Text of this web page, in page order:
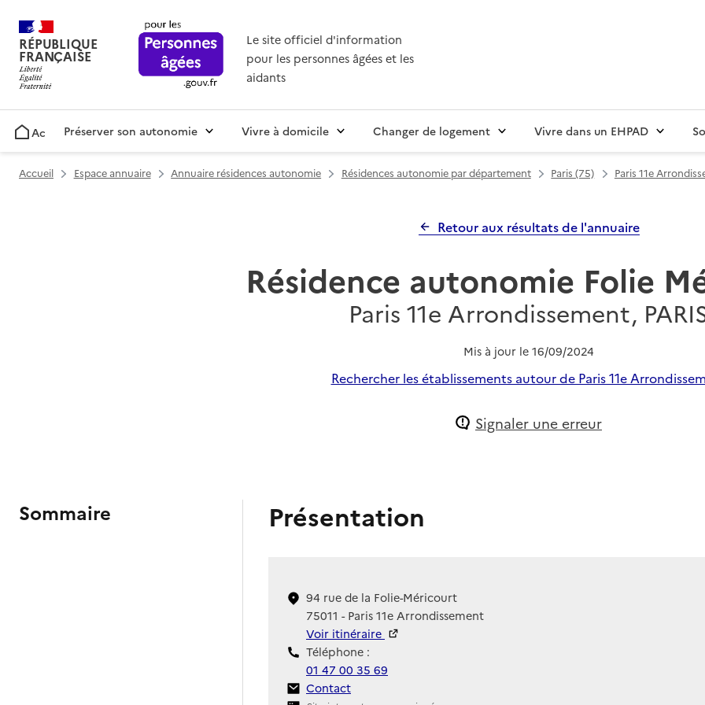
RÉPUBLIQUE
FRANÇAISE
Le site officiel d'information
pour les personnes âgées et les
aidants
AccueilPréserver son autonomie Vivre à domicile Changer de logement Vivre dans un EHPAD
Accueil Espace annuaire Annuaire résidences autonomie Résidences autonomie par département Paris (75) Paris 11e
Retour aux résultats de l'annuaire
Résidence autonomie Folie
Paris 11e Arrondissement,
Mis à jour le 16/09/2024
Rechercher les établissements autour de Paris 11e
Signaler une erreur
Sommaire Présentation
94 rue de la Folie-Méricourt
75011 - Paris 11e Arrondissement
Voir itinéraire
Téléphone :
01 47 00 35 69
Contact
Contact